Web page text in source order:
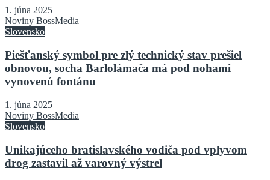
1. júna 2025
Noviny BossMedia
Slovensko
Piešťanský symbol pre zlý technický stav prešiel
obnovou, socha Barlolámača má pod nohami
vynovenú fontánu
1. júna 2025
Noviny BossMedia
Slovensko
Unikajúceho bratislavského vodiča pod vplyvom
drog zastavil až varovný výstrel